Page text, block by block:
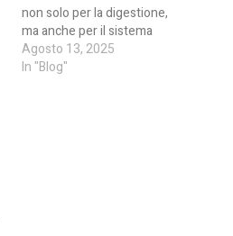
non solo per la digestione,
ma anche per il sistema
immunitario, il metabolismo
e l’equilibrio del microbiota.
Agosto 13, 2025
In "Blog"